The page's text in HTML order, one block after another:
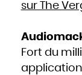
sur The
Fort du